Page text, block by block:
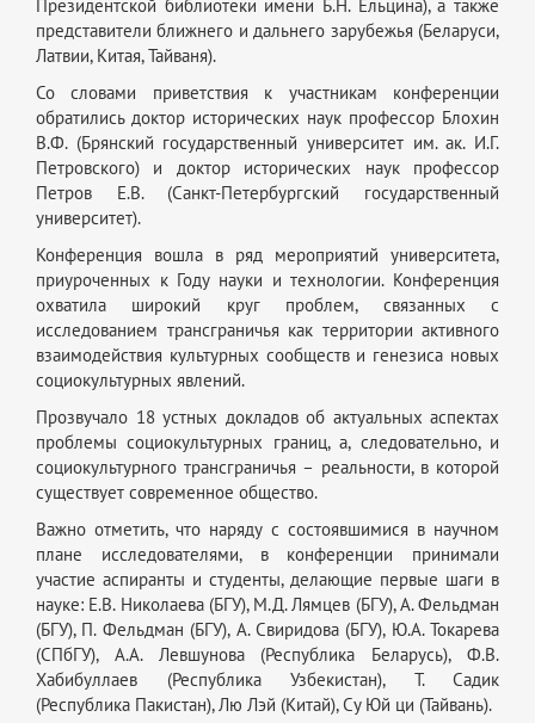
Президентской библиотеки имени Б.Н. Ельцина), а также
представители ближнего и дальнего зарубежья (Беларуси,
Латвии, Китая, Тайваня).
Со словами приветствия к участникам конференции
обратились доктор исторических наук профессор Блохин
В.Ф. (Брянский государственный университет им. ак. И.Г.
Петровского) и доктор исторических наук профессор
Петров Е.В. (Санкт-Петербургский государственный
университет).
Конференция вошла в ряд мероприятий университета,
приуроченных к Году науки и технологии. Конференция
охватила широкий круг проблем, связанных с
исследованием трансграничья как территории активного
взаимодействия культурных сообществ и генезиса новых
социокультурных явлений.
Прозвучало 18 устных докладов об актуальных аспектах
проблемы социокультурных границ, а, следовательно, и
социокультурного трансграничья – реальности, в которой
существует современное общество.
Важно отметить, что наряду с состоявшимися в научном
плане исследователями, в конференции принимали
участие аспиранты и студенты, делающие первые шаги в
науке: Е.В. Николаева (БГУ), М.Д. Лямцев (БГУ), А. Фельдман
(БГУ), П. Фельдман (БГУ), А. Свиридова (БГУ), Ю.А. Токарева
(СПбГУ), А.А. Левшунова (Республика Беларусь), Ф.В.
Хабибуллаев (Республика Узбекистан), Т. Садик
(Республика Пакистан), Лю Лэй (Китай), Су Юй ци (Тайвань).